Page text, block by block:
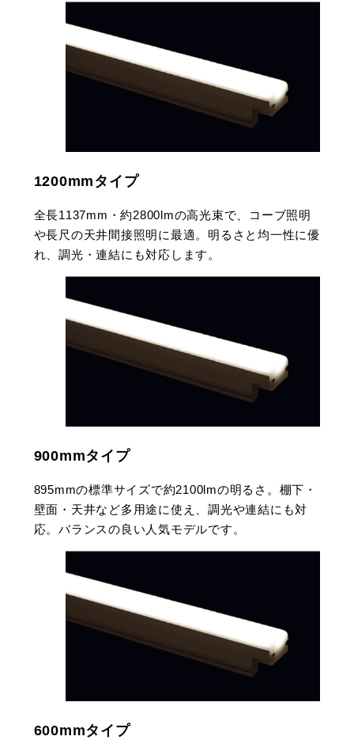
1200mmタイプ
全長1137mm・約2800lmの高光束で、コーブ照明
や長尺の天井間接照明に最適。明るさと均一性に優
れ、調光・連結にも対応します。
900mmタイプ
895mmの標準サイズで約2100lmの明るさ。棚下・
壁面・天井など多用途に使え、調光や連結にも対
応。バランスの良い人気モデルです。
600mmタイプ